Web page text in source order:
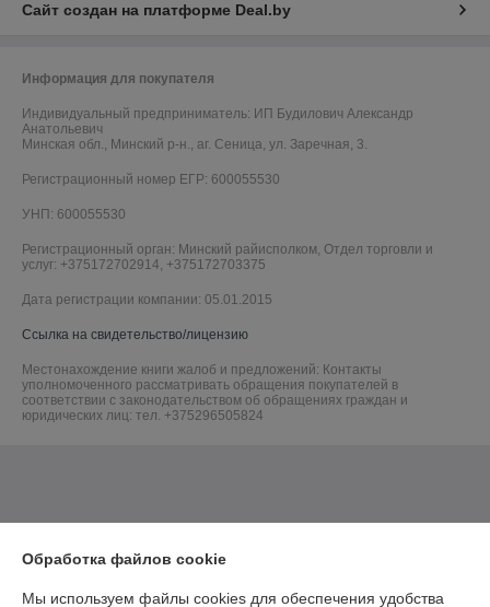
Сайт создан на платформе Deal.by
Информация для покупателя
Индивидуальный предприниматель: ИП Будилович Александр
Анатольевич
Минская обл., Минский р-н., аг. Сеница, ул. Заречная, 3.
Регистрационный номер ЕГР: 600055530
УНП: 600055530
Регистрационный орган: Минский райисполком, Отдел торговли и
услуг: +375172702914, +375172703375
Дата регистрации компании: 05.01.2015
Ссылка на свидетельство/лицензию
Местонахождение книги жалоб и предложений: Контакты
уполномоченного рассматривать обращения покупателей в
соответствии с законодательством об обращениях граждан и
юридических лиц: тел. +375296505824
Обработка файлов cookie
Мы используем файлы cookies для обеспечения удобства